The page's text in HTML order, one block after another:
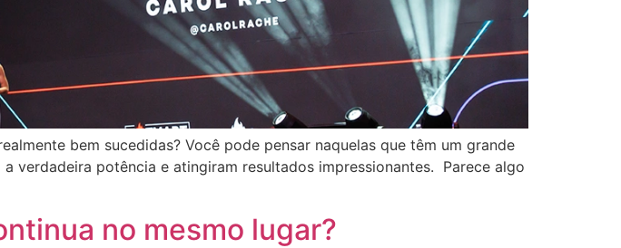
bem sucedidas? Você pode pensar naquelas que têm um grande
verdadeira potência e atingiram resultados impressionantes. Parece algo
no mesmo lugar?